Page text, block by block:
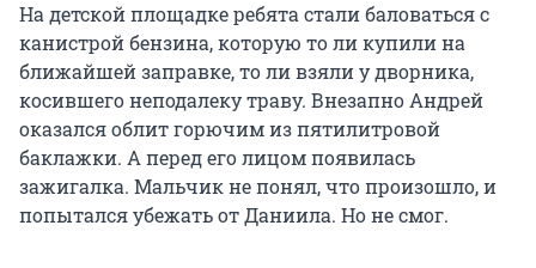
На детской площадке ребята стали баловаться с
канистрой бензина, которую то ли купили на
ближайшей заправке, то ли взяли у дворника,
косившего неподалеку траву. Внезапно Андрей
оказался облит горючим из пятилитровой
баклажки. А перед его лицом появилась
зажигалка. Мальчик не понял, что произошло, и
попытался убежать от Даниила. Но не смог.